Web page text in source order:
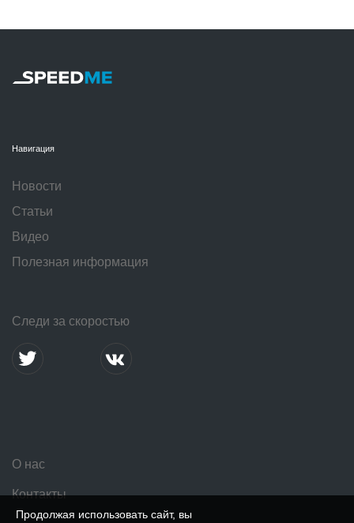
Продолжая использовать сайт, вы
Навигация
Новости
Статьи
Видео
Полезная информация
Следи за скоростью
О нас
Контакты